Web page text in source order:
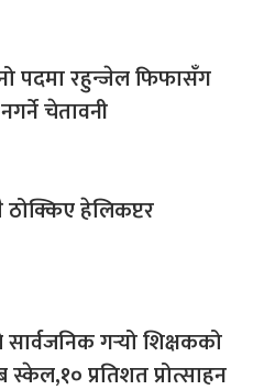
पदमा रहुन्जेल फिफासँग
चेतावनी
हेलिकप्टर
गर्‍यो शिक्षकको
प्रतिशत प्रोत्साहन